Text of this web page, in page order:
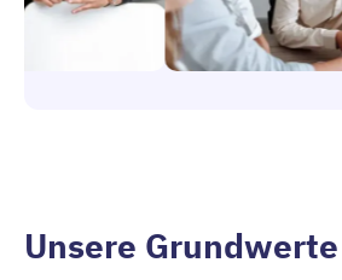
Unsere Grundwerte